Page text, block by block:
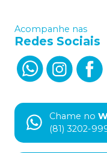
Acompanhe nas
Redes Sociais
Chame no
(81) 3202-